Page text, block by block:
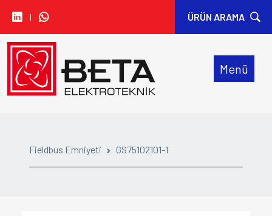
I ÜRÜN ARAMA
Menü
Fieldbus Emniyeti GS75102101-1
• CARLO GAVAZZI
• IDEM SAFETY
• ORION FANS